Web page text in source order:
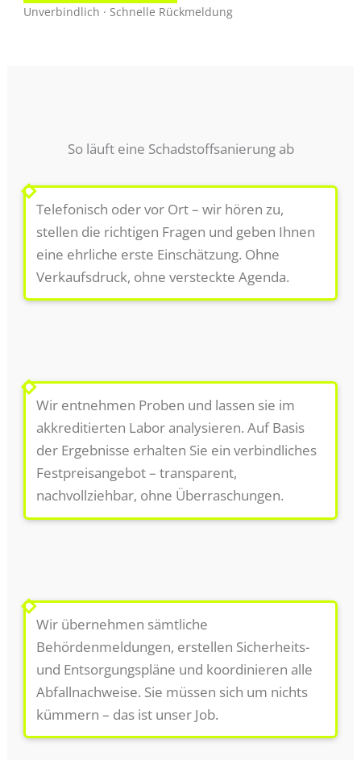
Unverbindlich · Schnelle Rückmeldung
So läuft eine Schadstoffsanierung ab
1
Kostenlose Erstberatung
Telefonisch oder vor Ort – wir hören zu,
stellen die richtigen Fragen und geben Ihnen
eine ehrliche erste Einschätzung. Ohne
Verkaufsdruck, ohne versteckte Agenda.
2
Telefonisch oder vor Ort
Wir entnehmen Proben und lassen sie im
akkreditierten Labor analysieren. Auf Basis
der Ergebnisse erhalten Sie ein verbindliches
Festpreisangebot – transparent,
nachvollziehbar, ohne Überraschungen.
3
Genehmigung & Planung
Wir übernehmen sämtliche
Behördenmeldungen, erstellen Sicherheits-
und Entsorgungspläne und koordinieren alle
Abfallnachweise. Sie müssen sich um nichts
kümmern – das ist unser Job.